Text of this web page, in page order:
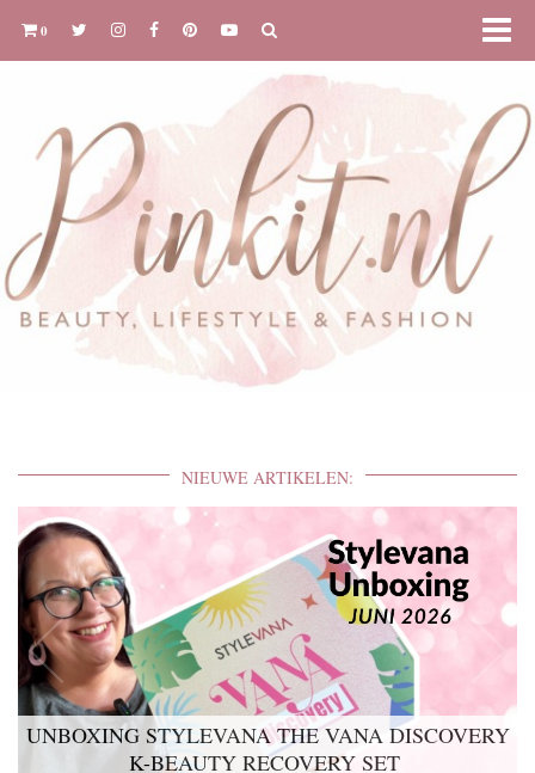
0
NIEUWE ARTIKELEN:
UNBOXING STYLEVANA THE VANA DISCOVERY
K-BEAUTY RECOVERY SET